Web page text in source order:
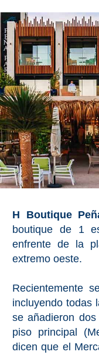
Hoteles Boutique
Hoteles con
PLANIFIQUE
SU
VIAJE
➜
Restaurantes
Turismo
Mapas
VIAJE
H Boutique
boutique de 1
enfrente de la
extremo oeste.
Recientemente
incluyendo todas
se añadieron
piso principal
dicen que el